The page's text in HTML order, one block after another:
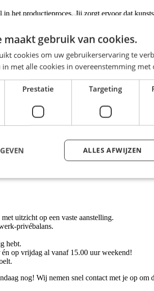
het productieproces. Jij zorgt ervoor dat
precies op maat volgens de afgegeven
via ons te halen.
in een professioneel team.
het verschil maakt!
de luchtvaartsector, zijn bepaalde kwaliteiten
uitzicht op een vaste aanstelling.
privébalans.
hebt.
op vrijdag al vanaf 15.00 uur weekend!
nog! Wij nemen snel contact met je op om
maakt gebruik van cookies.
cookies om uw gebruikerservaring te
met alle cookies in overeenstemming met
Prestatie Targeting
ALLES AFWIJZEN